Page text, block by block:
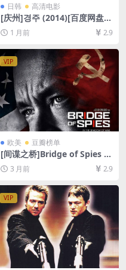
日韩 高清电影
[庆州]경주 (2014)[百度网盘
+夸克网盘1080P超清未删减
资源][网盘在线播放/下载][MP
1 月前 2.9
VIP
欧美 豆瓣榜单
[间谍之桥]Bridge of Spies (2
015)[百度网盘+夸克网盘+迅
雷云盘1080P超清未删减资源]
[网盘在线播放/下载][MP4/8.
9GB][中英字幕]
3 月前 2.9
VIP